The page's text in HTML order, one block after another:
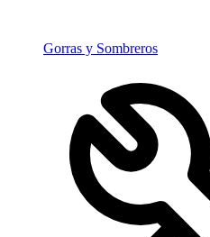
Gorras y Sombreros